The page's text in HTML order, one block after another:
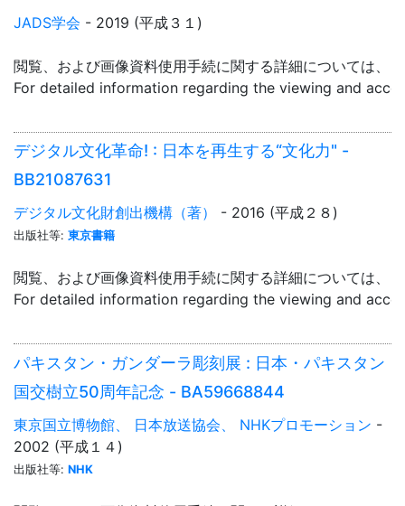
JADS学会 - 2019 (平成３１)
閲覧、および画像資料使用手続に関する詳細については、「
For detailed information regarding the viewing and
デジタル文化革命! : 日本を再生する“文化力" -
BB21087631
デジタル文化財創出機構（著） - 2016 (平成２８)
出版社等: 東京書籍
閲覧、および画像資料使用手続に関する詳細については、「
For detailed information regarding the viewing and
パキスタン・ガンダーラ彫刻展 : 日本・パキスタン
国交樹立50周年記念 - BA59668844
東京国立博物館、 日本放送協会、 NHKプロモーション -
2002 (平成１４)
出版社等: NHK